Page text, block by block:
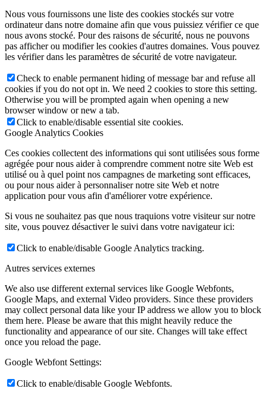
Nous vous fournissons une liste des cookies stockés sur votre
ordinateur dans notre domaine afin que vous puissiez vérifier ce que
nous avons stocké. Pour des raisons de sécurité, nous ne pouvons
pas afficher ou modifier les cookies d'autres domaines. Vous pouvez
les vérifier dans les paramètres de sécurité de votre navigateur.
Check to enable permanent hiding of message bar and refuse all
cookies if you do not opt in. We need 2 cookies to store this setting.
Otherwise you will be prompted again when opening a new
browser window or new a tab.
Click to enable/disable essential site cookies.
Google Analytics Cookies
Ces cookies collectent des informations qui sont utilisées sous forme
agrégée pour nous aider à comprendre comment notre site Web est
utilisé ou à quel point nos campagnes de marketing sont efficaces,
ou pour nous aider à personnaliser notre site Web et notre
application pour vous afin d'améliorer votre expérience.
Si vous ne souhaitez pas que nous traquions votre visiteur sur notre
site, vous pouvez désactiver le suivi dans votre navigateur ici:
Click to enable/disable Google Analytics tracking.
Autres services externes
We also use different external services like Google Webfonts,
Google Maps, and external Video providers. Since these providers
may collect personal data like your IP address we allow you to block
them here. Please be aware that this might heavily reduce the
functionality and appearance of our site. Changes will take effect
once you reload the page.
Google Webfont Settings:
Click to enable/disable Google Webfonts.